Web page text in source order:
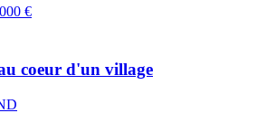
€
coeur d'un village